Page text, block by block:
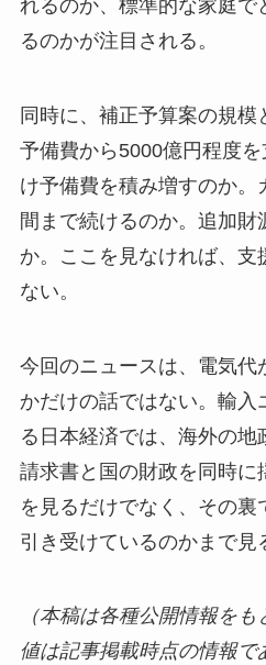
れるのか、標準的な家庭で
るのかが注目される。
同時に、補正予算案の規模
予備費から5000億円程度
け予備費を積み増すのか。
間まで続けるのか。追加財
か。ここを見なければ、支
ない。
今回のニュースは、電気代
かだけの話ではない。輸入
る日本経済では、海外の
請求書と国の財政を同時に
を見るだけでなく、その裏
引き受けているのかまで見
（本稿は各種公開情報を
値は記事掲載時点の情報で